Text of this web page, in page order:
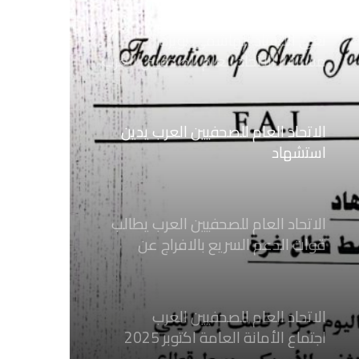
نعي الاستاذ الهاشمي نويرة
مستشار الاتحاد العام للصحفيين العرب
الاتحاد العام للصحفيين العرب يدين
استشهاد
ثلاثة صحفيين فلسطينيين باستهداف
الاتحاد العام للصحفيين العرب يطالب
قوات الدعم السريع بالافراج عن
الصحفيين السودانيين المعتقلين لديها
الاتحاد العام للصحفيين العرب
اجتماع الأمانة العامة اكتوبر 2025